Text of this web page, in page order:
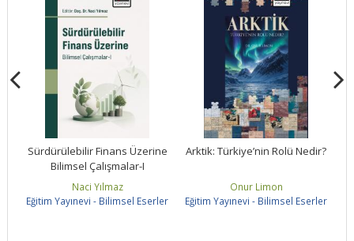
Sürdürülebilir Finans Üzerine
Bilimsel Çalışmalar-I
Naci Yılmaz
Eğitim Yayınevi - Bilimsel Eserler
Arktik: Türkiye’nin Rolü Nedir?
Onur Limon
Eğitim Yayınevi - Bilimsel Eserler